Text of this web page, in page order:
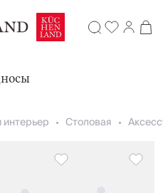
Столовая